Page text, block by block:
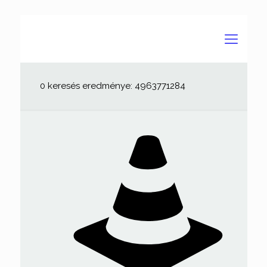
0 keresés eredménye: 4963771284